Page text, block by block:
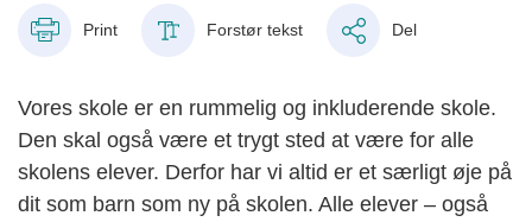
Print Forstør tekst Del
Vores skole er en rummelig og inkluderende skole.
Den skal også være et trygt sted at være for alle
skolens elever. Derfor har vi altid er et særligt øje på
dit som barn som ny på skolen. Alle elever – også